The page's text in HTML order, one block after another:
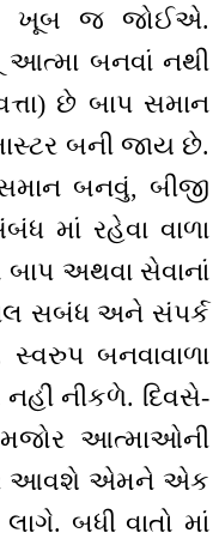
ખૂબ જ જોઈએ.
આત્મા બનવાં નથી
છે બાપ સમાન
બની જાય છે.
બનવું, બીજી
માં રહેવા વાળા
અથવા સેવાનાં
સબંધ અને સંપર્ક
સ્વરુપ બનવાવાળા
નીકળે. દિવસે-
આત્માઓની
આવશે એમને એક
બધી વાતો માં